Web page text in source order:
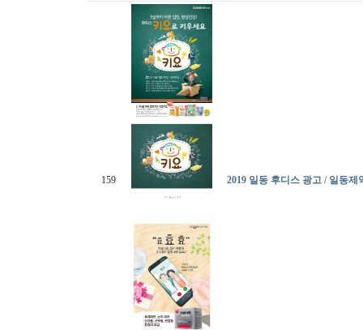
159 2019 일동 후디스 광고 / 일동